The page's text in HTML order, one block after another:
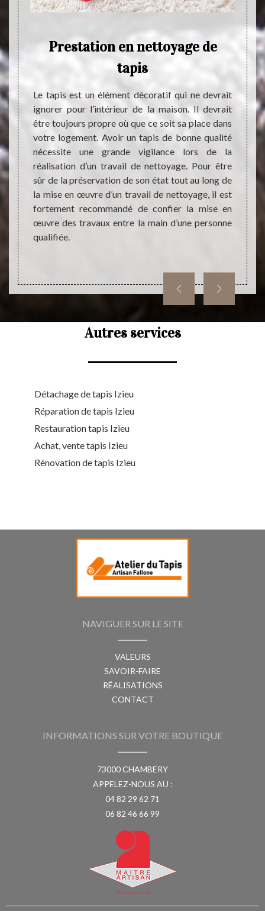
ont
et
est
et
du
la
de
Prestation en nettoyage de
tapis
Le tapis est un élément décoratif qui ne devrait
ignorer pour l’intérieur de la maison. Il devrait
être toujours propre où que ce soit sa place dans
votre logement. Avoir un tapis de bonne qualité
nécessite une grande vigilance lors de la
réalisation d’un travail de nettoyage. Pour être
sûr de la préservation de son état tout au long de
la mise en œuvre d’un travail de nettoyage, il est
fortement recommandé de confier la mise en
œuvre des travaux entre la main d’une personne
qualifiée.
type
très
de
faire
Si
notre
Autres services
Détachage de tapis Izieu
Réparation de tapis Izieu
Restauration tapis Izieu
Achat, vente tapis Izieu
Rénovation de tapis Izieu
NAVIGUER SUR LE SITE
VALEURS
SAVOIR-FAIRE
RÉALISATIONS
CONTACT
INFORMATIONS SUR VOTRE BOUTIQUE
73000 CHAMBERY
APPELEZ-NOUS AU :
04 82 29 62 71
06 82 46 66 99